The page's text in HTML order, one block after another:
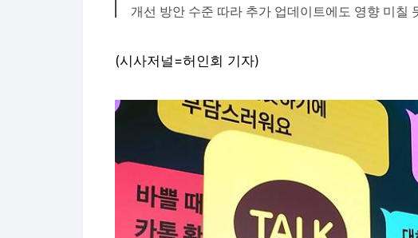
개선 방안 수준 따라 추가 업데이트에도 영향 미칠
(시사저널=허인회 기자)